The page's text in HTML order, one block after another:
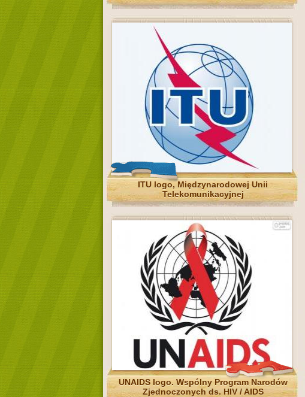
ITU logo, Międzynarodowej Unii
Telekomunikacyjnej
UNAIDS logo. Wspólny Program Narodów
Zjednoczonych ds. HIV / AIDS